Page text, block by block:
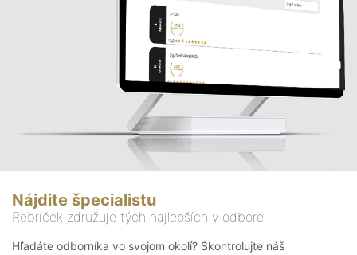
Nájdite špecialistu
Rebríček združuje tých najlepších v odbore
Hľadáte odborníka vo svojom okolí? Skontrolujte náš